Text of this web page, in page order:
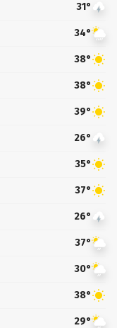
31°
34°
38°
38°
39°
26°
35°
37°
26°
37°
30°
38°
29°